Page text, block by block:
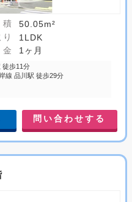
50.05m²
1LDK
1ヶ月
徒歩11分
線 品川駅 徒歩29分
問い合わせする